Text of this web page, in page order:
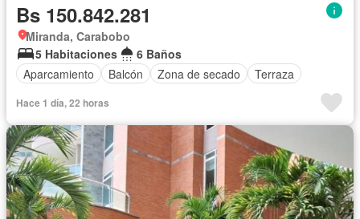
Bs 150.842.281
Miranda, Carabobo
5 Habitaciones
6 Baños
Aparcamiento
Balcón Zona de secado Terraza
Hace 1 día, 22 horas